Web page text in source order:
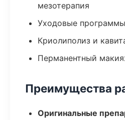
мезотерапия
Уходовые
Криолиполиз и
Перманентный
Преимущества
Оригинальные